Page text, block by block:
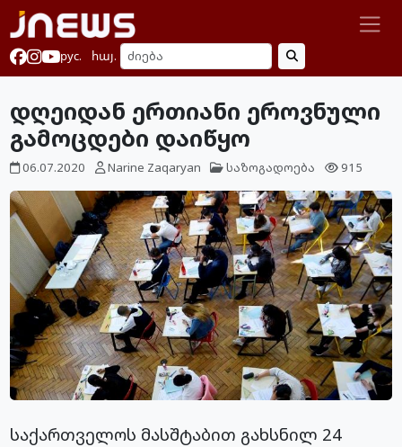
рус. հայ.
დღეიდან ერთიანი ეროვნული
გამოცდები დაიწყო
06.07.2020 Narine Zaqaryan საზოგადოება 915
საქართველოს მასშტაბით გახსნილ 24